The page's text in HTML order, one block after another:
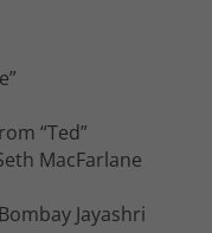
“Ted”
MacFarlane
Jayashri